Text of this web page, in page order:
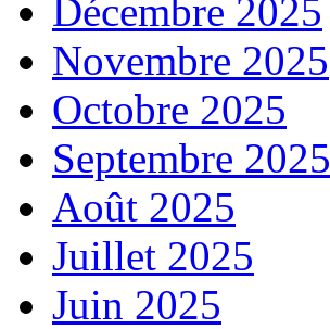
Décembre 2025
Novembre 2025
Octobre 2025
Septembre 2025
Août 2025
Juillet 2025
Juin 2025